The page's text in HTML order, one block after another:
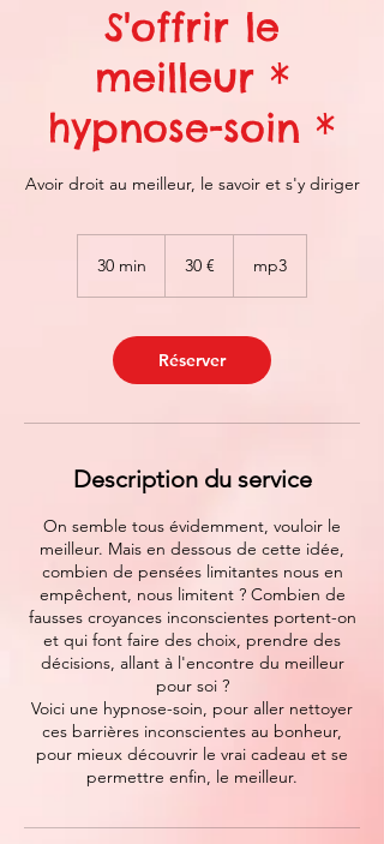
S'offrir le
meilleur *
hypnose-soin *
Avoir droit au meilleur, le savoir et s'y diriger
30 min
i
30 € mp3
Réserver
Description du service
On semble tous évidemment, vouloir le
meilleur. Mais en dessous de cette idée,
combien de pensées limitantes nous en
empêchent, nous limitent ? Combien de
fausses croyances inconscientes portent-on
et qui font faire des choix, prendre des
décisions, allant à l'encontre du meilleur
pour soi ?
Voici une hypnose-soin, pour aller nettoyer
ces barrières inconscientes au bonheur,
pour mieux découvrir le vrai cadeau et se
permettre enfin, le meilleur.